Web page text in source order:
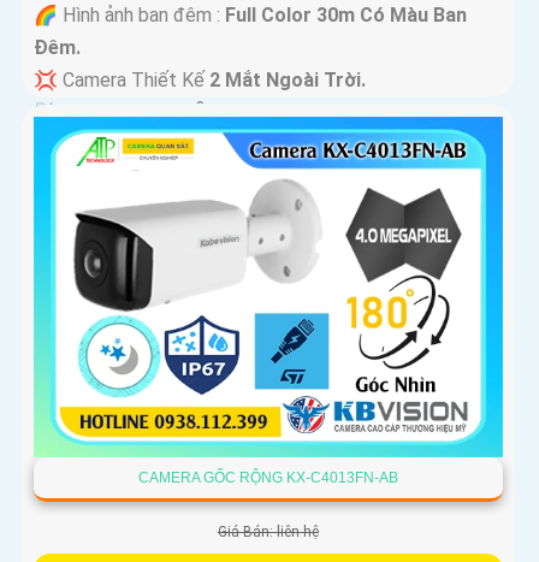
🌈 Hình ảnh ban đêm : Full Color 30m Có Màu Ban
Ðêm.
💢 Camera Thiết Kế 2 Mắt Ngoài Trời.
️📡 Tích Hợp :Thu Âm Và Loa.
CAMERA GỐC RỘNG KX-C4013FN-AB
Giá Bán: liên hệ